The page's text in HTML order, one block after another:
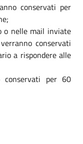
conservati per
nelle mail inviate
conservati
a rispondere alle
conservati per 60